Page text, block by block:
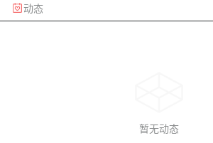
动态
暂无动态